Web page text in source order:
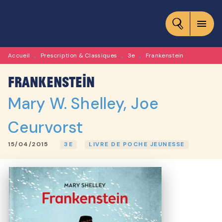
CONTENU
menu
Accueil • Prescription & Classiques • 3e • Frankenstein
Frankenstein
Mary W. Shelley, Joe
Ceurvorst
15/04/2015 3E LIVRE DE POCHE JEUNESSE